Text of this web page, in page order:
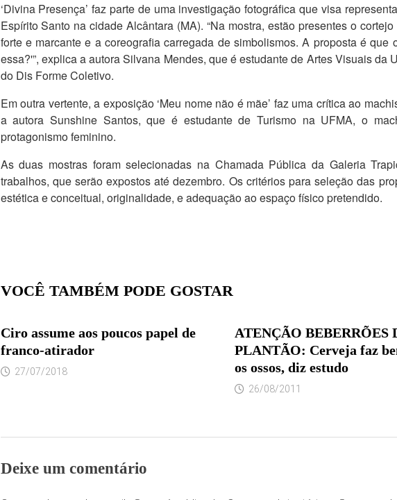
‘Divina Presença’ faz parte de uma investigação fotográfica que visa
Espírito Santo na cidade Alcântara (MA). “Na mostra, estão presentes o
forte e marcante e a coreografia carregada de simbolismos. A proposta é
essa?'”, explica a autora Silvana Mendes, que é estudante de Artes Visuais
do Dis Forme Coletivo.
Em outra vertente, a exposição ‘Meu nome não é mãe’ faz uma crítica ao
a autora Sunshine Santos, que é estudante de Turismo na UFMA, o
protagonismo feminino.
As duas mostras foram selecionadas na Chamada Pública da Galeria
trabalhos, que serão expostos até dezembro. Os critérios para seleção das
estética e conceitual, originalidade, e adequação ao espaço físico pretendido.
VOCÊ TAMBÉM PODE GOSTAR
Ciro assume aos poucos papel de
franco-atirador
27/07/2018
ATENÇÃO BEBERRÕES
PLANTÃO: Cerveja faz
os ossos, diz estudo
26/08/2011
Deixe um comentário